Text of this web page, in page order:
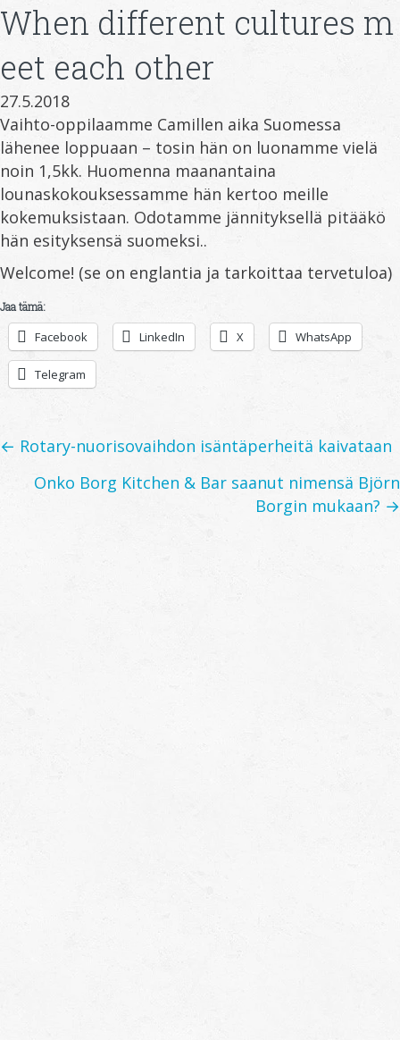
When different cultures m
eet each other
27.5.2018
Vaihto-oppilaamme Camillen aika Suomessa
lähenee loppuaan – tosin hän on luonamme vielä
noin 1,5kk. Huomenna maanantaina
lounaskokouksessamme hän kertoo meille
kokemuksistaan. Odotamme jännityksellä pitääkö
hän esityksensä suomeksi..
Welcome! (se on englantia ja tarkoittaa tervetuloa)
Jaa tämä:
Facebook LinkedIn X WhatsApp
Telegram
Posts
navigation
← Rotary-nuorisovaihdon isäntäperheitä kaivataan
Onko Borg Kitchen & Bar saanut nimensä Björn
Borgin mukaan? →